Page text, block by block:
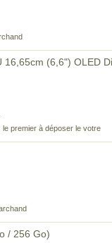
16,65cm (6,6") OLED
premier à déposer le votre
/ 256 Go)